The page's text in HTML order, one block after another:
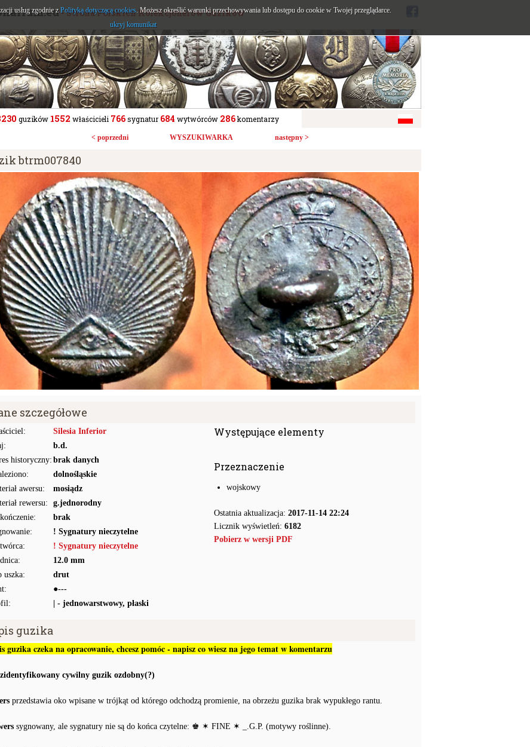
- Strona Polskich Kolekcjonerów Guzików
guzików 1552 właścicieli 766sygnatur684 wytwórców 286komentarzy
< poprzedni WYSZUKIWARKA następny >
btrm007840
szczegółowe
Silesia Inferior
b.d.
historyczny: brak danych
dolnośląskie
awersu:
mosiądz
rewersu:
g.jednorodny
brak
! Sygnatury nieczytelne
! Sygnatury nieczytelne
12.0 mm
uszka:
drut
●---
| - jednowarstwowy, płaski
Występujące elementy
Przeznaczenie
wojskowy
Ostatnia aktualizacja: 2017-11-14 22:24
Licznik wyświetleń: 6182
Pobierz w wersji PDF
guzika
guzika czeka na opracowanie, chcesz pomóc - napisz co wiesz na jego temat w komentarzu
cywilny guzik ozdobny(?)
przedstawia oko wpisane w trójkąt od którego odchodzą promienie, na obrzeżu guzika brak wypukłego rantu.
sygnowany, ale sygnatury nie są do końca czytelne: ♚ ✶ FINE ✶ _.G.P. (motywy roślinne).
usług zgodnie z Polityką dotyczącą cookies. Możesz określić warunki przechowywania lub dostępu do cookie w Twojej przeglądarce.
ukryj komunikat